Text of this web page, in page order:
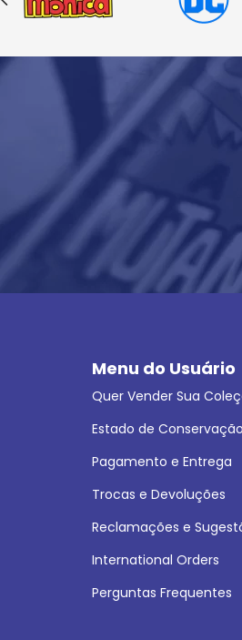
Menu do Usuário
Quer Vender Sua
Estado de Conservação
Pagamento e Entrega
Trocas e Devoluções
Reclamações e
International Orders
Perguntas Frequentes